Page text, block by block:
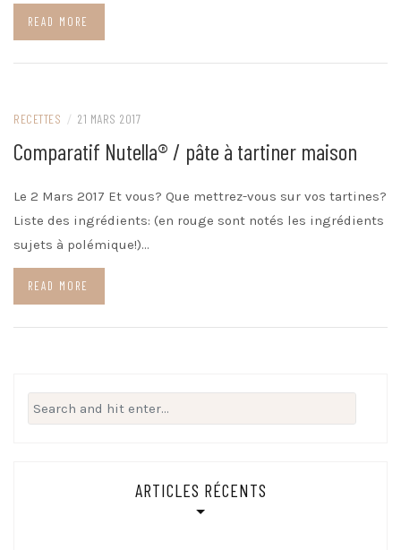
READ MORE
RECETTES / 21 MARS 2017
Comparatif Nutella® / pâte à tartiner maison
Le 2 Mars 2017 Et vous? Que mettrez-vous sur vos tartines?
Liste des ingrédients: (en rouge sont notés les ingrédients
sujets à polémique!)…
READ MORE
Search
for:
ARTICLES RÉCENTS